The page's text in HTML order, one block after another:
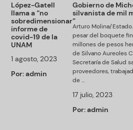
López-Gatell
llama a “no
sobredimensionar”
informe de
covid-19 de la
UNAM
1 agosto, 2023
Por:admin
Gobierno de
silvanista de mil
Arturo Molina/
pesar del boquete
millones de pesos
de Silvano Aureoles
Secretaría de Salud
proveedores,
de ...
17 julio, 2023
Por:admin